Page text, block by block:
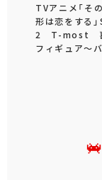
TVアニメ「そ
形は恋をする
2 T-most 喜
フィギュア～